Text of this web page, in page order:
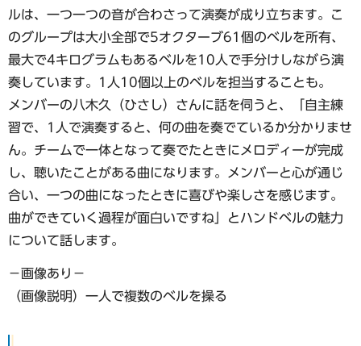
ルは、一つ一つの音が合わさって演奏が成り立ちます。こ
のグループは大小全部で5オクターブ61個のベルを所有、
最大で4キログラムもあるベルを10人で手分けしながら演
奏しています。1人10個以上のベルを担当することも。
メンバーの八木久（ひさし）さんに話を伺うと、「自主練
習で、1人で演奏すると、何の曲を奏でているか分かりませ
ん。チームで一体となって奏でたときにメロディーが完成
し、聴いたことがある曲になります。メンバーと心が通じ
合い、一つの曲になったときに喜びや楽しさを感じます。
曲ができていく過程が面白いですね」とハンドベルの魅力
について話します。
−画像あり−
（画像説明）一人で複数のベルを操る